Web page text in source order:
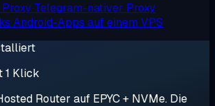
Telegram-nativer Proxy
Android-Apps auf einem VPS
1 Klick
Router auf EPYC + NVMe. Die